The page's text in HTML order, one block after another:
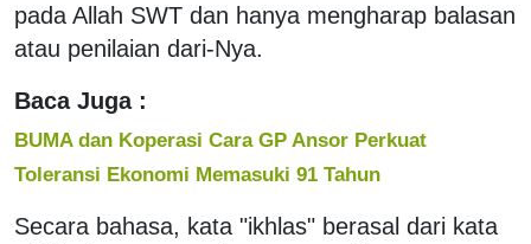
pada Allah SWT dan hanya mengharap balasan
atau penilaian dari-Nya.
Baca Juga :
BUMA dan Koperasi Cara GP Ansor Perkuat
Toleransi Ekonomi Memasuki 91 Tahun
Secara bahasa, kata "ikhlas" berasal dari kata